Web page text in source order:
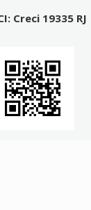
Creci 19335 RJ